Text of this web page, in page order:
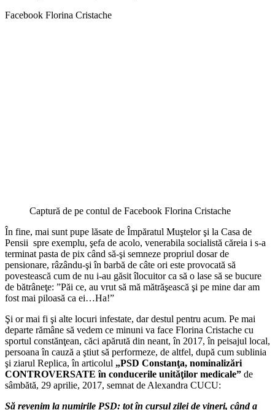
Facebook Florina Cristache
Captură de pe contul de Facebook Florina Cristache
În fine, mai sunt pupe lăsate de Împăratul Muştelor şi la Casa de
Pensii spre exemplu, şefa de acolo, venerabila socialistă căreia i s-a
terminat pasta de pix când să-şi semneze propriul dosar de
pensionare, râzându-şi în barbă de câte ori este provocată să
povestească cum de nu i-au găsit îlocuitor ca să o lase să se bucure
de bătrâneţe: ”Păi ce, au vrut să mă mătrăşească şi pe mine dar am
fost mai piloasă ca ei…Ha!”
Şi or mai fi şi alte locuri infestate, dar destul pentru acum. Pe mai
departe rămâne să vedem ce minuni va face Florina Cristache cu
sportul constănţean, căci apărută din neant, în 2017, în peisajul local,
persoana în cauză a ştiut să performeze, de altfel, după cum sublinia
şi ziarul Replica, în articolul „PSD Constanţa, nominalizări
CONTROVERSATE în conducerile unităţilor medicale” de
sâmbătă, 29 aprilie, 2017, semnat de Alexandra CUCU:
Să revenim la numirile PSD: tot în cursul zilei de vineri, când a